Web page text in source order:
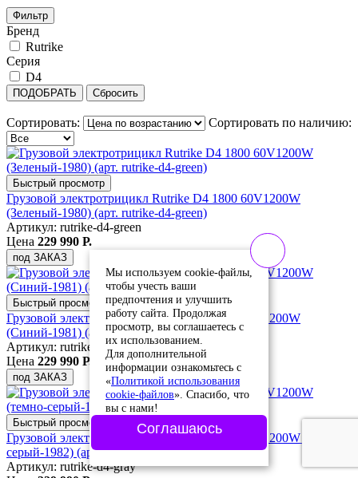
Фильтр
Бренд
Rutrike
Серия
D4
ПОДОБРАТЬ Сбросить
Сортировать: Сортировать по наличию:
Быстрый просмотр
Грузовой электротрицикл Rutrike D4 1800 60V1200W
(Зеленый-1980) (арт. rutrike-d4-green)
Артикул: rutrike-d4-green
Цена 229 990 Р.
под ЗАКАЗ
Быстрый просмотр
Грузовой электротрицикл Rutrike D4 1800 60V1200W
(Синий-1981) (арт. rutrike-d4-blue)
Артикул: rutrike-d4-blue
Цена 229 990 Р.
под ЗАКАЗ
Быстрый просмотр
Грузовой электротрицикл Rutrike D4 1800 60V1200W (темно-
серый-1982) (арт. rutrike-d4-gray)
Артикул: rutrike-d4-gray
Мы используем cookie-файлы,
чтобы учесть ваши
предпочтения и улучшить
работу сайта. Продолжая
просмотр, вы соглашаетесь с
их использованием.
Для дополнительной
информации ознакомьтесь с
«Политикой использования
cookie-файлов». Спасибо, что
вы с нами!
Соглашаюсь